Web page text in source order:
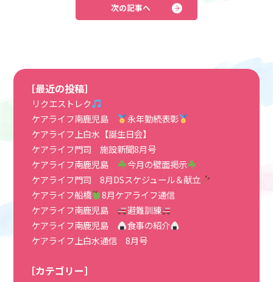
次の記事へ
［最近の投稿］
リクエストレク
ケアライフ南鹿児島
永年勤続表彰
ケアライフ上白水【誕生日会】
ケアライフ門司 施設新聞8月号
ケアライフ南鹿児島
今月の壁面掲示
ケアライフ門司 8月DSスケジュール＆献立
ケアライフ船橋
8月ケアライフ通信
ケアライフ南鹿児島
避難訓練
ケアライフ南鹿児島
食事の紹介
ケアライフ上白水通信 8月号
［カテゴリー］